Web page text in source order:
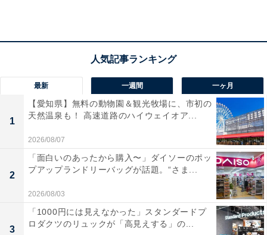
「森の国ぽっぽ温泉」の口コミは？
最新 一週間 一ヶ月
1
【愛知県】無料の動物園＆観光牧場に、市初の
天然温泉も！ 高速道路のハイウェイオア...
2026/08/07
2
「面白いのあったから購入〜」ダイソーのポッ
プアップランドリーバッグが話題。“さま...
2026/08/03
3
「1000円には見えなかった」スタンダードプ
ロダクツのリュックが「高見えする」の...